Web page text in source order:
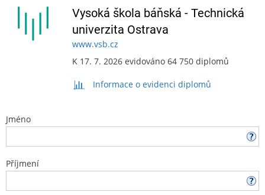
Vysoká škola báňská - Technická
univerzita Ostrava
www.vsb.cz
K 17. 7. 2026 evidováno 64 750 diplomů
Informace o evidenci diplomů
Jméno
Příjmení